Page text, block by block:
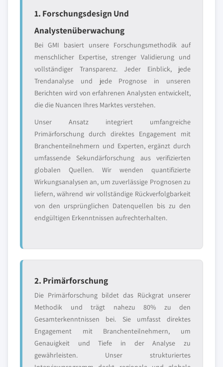
1. Forschungsdesign Und
Analystenüberwachung
Bei GMI basiert unsere Forschungsmethodik auf
menschlicher Expertise, strenger Validierung und
vollständiger Transparenz. Jeder Einblick, jede
Trendanalyse und jede Prognose in unseren
Berichten wird von erfahrenen Analysten entwickelt,
die die Nuancen Ihres Marktes verstehen.
Unser Ansatz integriert umfangreiche
Primärforschung durch direktes Engagement mit
Branchenteilnehmern und Experten, ergänzt durch
umfassende Sekundärforschung aus verifizierten
globalen Quellen. Wir wenden quantifizierte
Wirkungsanalysen an, um zuverlässige Prognosen zu
liefern, während wir vollständige Rückverfolgbarkeit
von den ursprünglichen Datenquellen bis zu den
endgültigen Erkenntnissen aufrechterhalten.
2. Primärforschung
Die Primärforschung bildet das Rückgrat unserer
Methodik und trägt nahezu 80% zu den
Gesamterkenntnissen bei. Sie umfasst direktes
Engagement mit Branchenteilnehmern, um
Genauigkeit und Tiefe in der Analyse zu
gewährleisten. Unser strukturiertes